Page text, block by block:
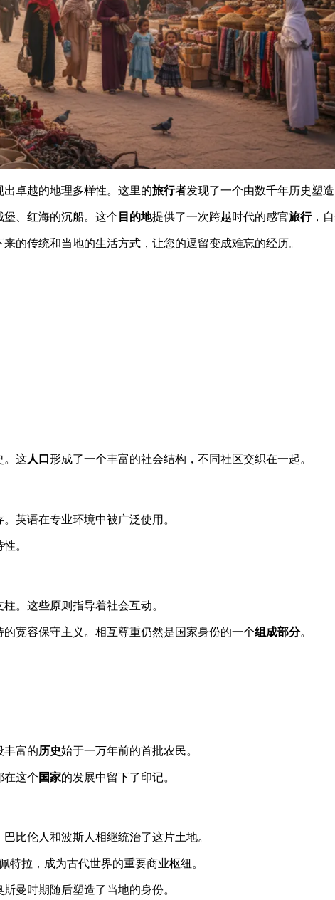
卓越的地理多样性。这里的旅行者发现了一个由数千年历史塑
、红海的沉船。这个 目的地提供了一次跨越时代的感官旅行，
的传统和当地的生活方式，让您的逗留变成难忘的经历。
。这人口 形成了一个丰富的社会结构，不同社区交织在一起。
英语在专业环境中被广泛使用。
。
。这些原则指导着社会互动。
宽容保守主义。相互尊重仍然是国家身份的一个组成部分。
丰富的历史始于一万年前的首批农民。
在这个 国家的发展中留下了印记。
比伦人和波斯人相继统治了这片土地。
拉，成为古代世界的重要商业枢纽。
曼时期随后塑造了当地的身份。